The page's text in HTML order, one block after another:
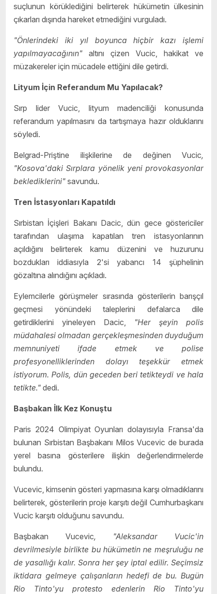
suçlunun körüklediğini belirterek hükümetin ülkesinin
çıkarları dışında hareket etmediğini vurguladı.
"Önlerindeki iki yıl boyunca hiçbir kazı işlemi
yapılmayacağının" altını çizen Vucic, hakikat ve
müzakereler için mücadele ettiğini dile getirdi.
Lityum İçin Referandum Mu Yapılacak?
Sırp lider Vucic, lityum madenciliği konusunda
referandum yapılmasını da tartışmaya hazır olduklarını
söyledi.
Belgrad-Priştine ilişkilerine de değinen Vucic,
"Kosova'daki Sırplara yönelik yeni provokasyonlar
beklediklerini" savundu.
Tren İstasyonları Kapatıldı
Sırbistan İçişleri Bakanı Dacic, dün gece göstericiler
tarafından ulaşıma kapatılan tren istasyonlarının
açıldığını belirterek kamu düzenini ve huzurunu
bozdukları iddiasıyla 2'si yabancı 14 şüphelinin
gözaltına alındığını açıkladı.
Eylemcilerle görüşmeler sırasında gösterilerin barışçıl
geçmesi yönündeki taleplerini defalarca dile
getirdiklerini yineleyen Dacic, "Her şeyin polis
müdahalesi olmadan gerçekleşmesinden duyduğum
memnuniyeti ifade etmek ve polise
profesyonelliklerinden dolayı teşekkür etmek
istiyorum. Polis, dün geceden beri tetikteydi ve hala
tetikte." dedi.
Başbakan İlk Kez Konuştu
Paris 2024 Olimpiyat Oyunları dolayısıyla Fransa'da
bulunan Sırbistan Başbakanı Milos Vucevic de burada
yerel basına gösterilere ilişkin değerlendirmelerde
bulundu.
Vucevic, kimsenin gösteri yapmasına karşı olmadıklarını
belirterek, gösterilerin proje karşıtı değil Cumhurbaşkanı
Vucic karşıtı olduğunu savundu.
Başbakan Vucevic, "Aleksandar Vucic'in
devrilmesiyle birlikte bu hükümetin ne meşruluğu ne
de yasallığı kalır. Sonra her şey iptal edilir. Seçimsiz
iktidara gelmeye çalışanların hedefi de bu. Bugün
Rio Tinto'yu protesto edenlerin Rio Tinto'yu